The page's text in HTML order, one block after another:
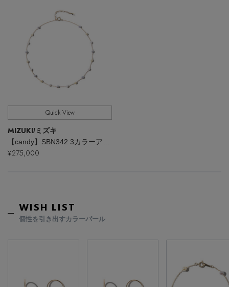
Quick View
MIZUKI/ミズキ
¥275,000
WISH LIST
個性を引き出すカラーパール